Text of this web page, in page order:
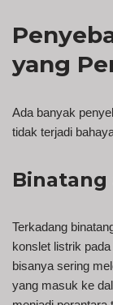
yang
Ada banyak
tidak terjadi
Terkadang
konslet listrik
bisanya sering
yang masuk ke